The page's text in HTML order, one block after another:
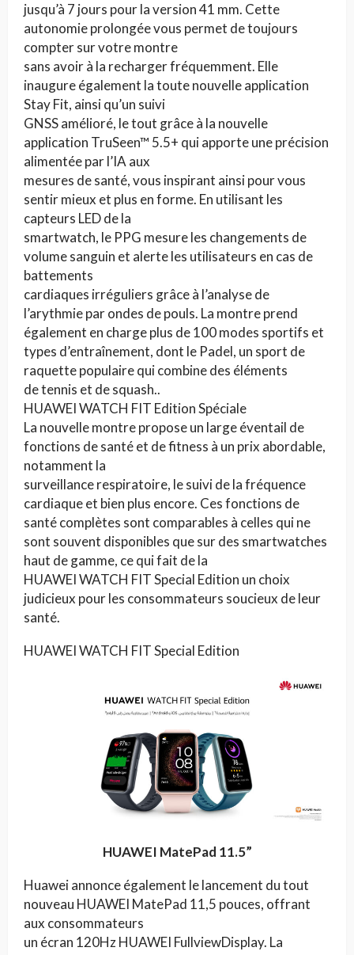
jusqu’à 7 jours pour la version 41 mm. Cette
autonomie prolongée vous permet de toujours
compter sur votre montre
sans avoir à la recharger fréquemment. Elle
inaugure également la toute nouvelle application
Stay Fit, ainsi qu’un suivi
GNSS amélioré, le tout grâce à la nouvelle
application TruSeen™ 5.5+ qui apporte une précision
alimentée par l’IA aux
mesures de santé, vous inspirant ainsi pour vous
sentir mieux et plus en forme. En utilisant les
capteurs LED de la
smartwatch, le PPG mesure les changements de
volume sanguin et alerte les utilisateurs en cas de
battements
cardiaques irréguliers grâce à l’analyse de
l’arythmie par ondes de pouls. La montre prend
également en charge plus de 100 modes sportifs et
types d’entraînement, dont le Padel, un sport de
raquette populaire qui combine des éléments
de tennis et de squash..
HUAWEI WATCH FIT Edition Spéciale
La nouvelle montre propose un large éventail de
fonctions de santé et de fitness à un prix abordable,
notamment la
surveillance respiratoire, le suivi de la fréquence
cardiaque et bien plus encore. Ces fonctions de
santé complètes sont comparables à celles qui ne
sont souvent disponibles que sur des smartwatches
haut de gamme, ce qui fait de la
HUAWEI WATCH FIT Special Edition un choix
judicieux pour les consommateurs soucieux de leur
santé.
HUAWEI WATCH FIT Special Edition
HUAWEI MatePad 11.5”
Huawei annonce également le lancement du tout
nouveau HUAWEI MatePad 11,5 pouces, offrant
aux consommateurs
un écran 120Hz HUAWEI FullviewDisplay. La